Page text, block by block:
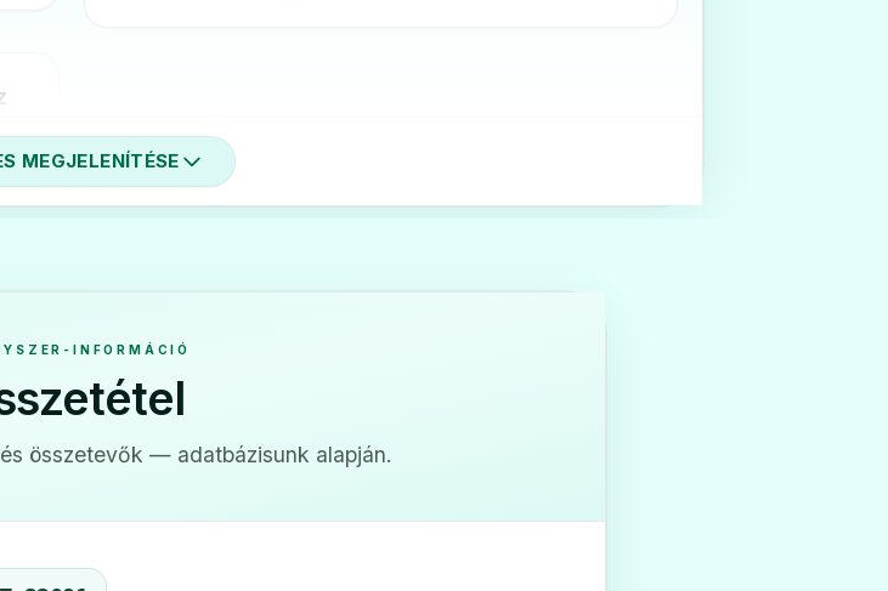
MEGJELENÍTÉSE
INFORMÁCIÓ
összetevők — adatbázisunk alapján.